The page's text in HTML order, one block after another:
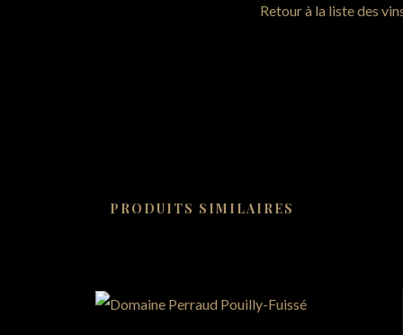
Retour à la liste des
PRODUITS SIMILAIRES